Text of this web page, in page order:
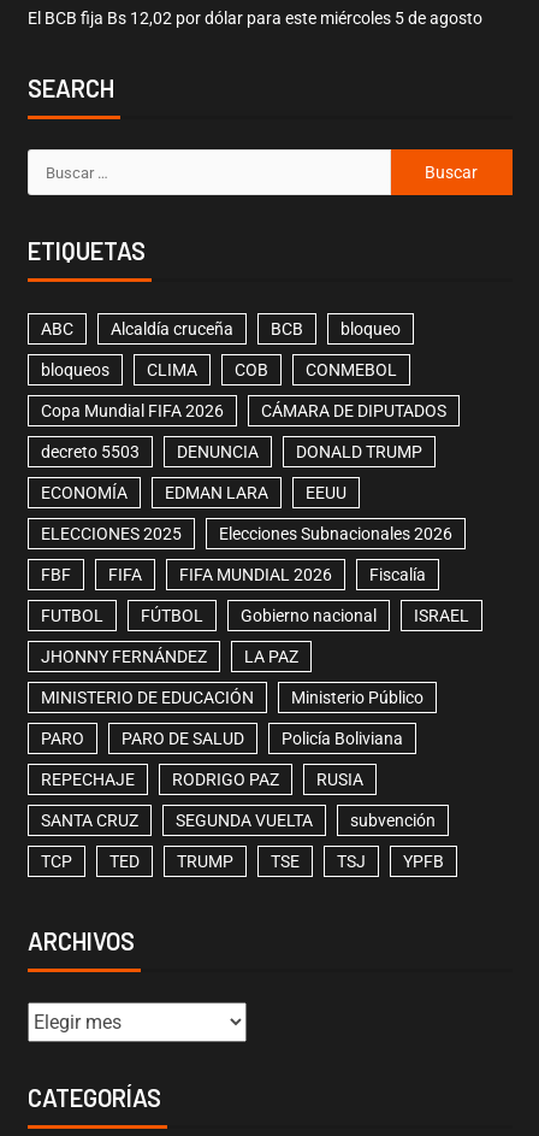
El BCB fija Bs 12,02 por dólar para este miércoles 5 de agosto
SEARCH
ETIQUETAS
ABC Alcaldía cruceña BCB bloqueo
bloqueos CLIMA COB CONMEBOL
Copa Mundial FIFA 2026 CÁMARA DE DIPUTADOS
decreto 5503 DENUNCIA DONALD TRUMP
ECONOMÍA EDMAN LARA EEUU
ELECCIONES 2025 Elecciones Subnacionales 2026
FBF FIFA FIFA MUNDIAL 2026 Fiscalía
FUTBOL FÚTBOL Gobierno nacional ISRAEL
JHONNY FERNÁNDEZ LA PAZ
MINISTERIO DE EDUCACIÓN Ministerio Público
PARO PARO DE SALUD Policía Boliviana
REPECHAJE RODRIGO PAZ RUSIA
SANTA CRUZ SEGUNDA VUELTA subvención
TCP TED TRUMP TSE TSJ YPFB
ARCHIVOS
CATEGORÍAS